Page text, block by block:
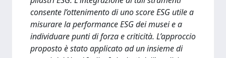
consente l’ottenimento di uno score ESG utile a
misurare la performance ESG dei musei e a
individuare punti di forza e criticità. L’approccio
proposto è stato applicato ad un insieme di